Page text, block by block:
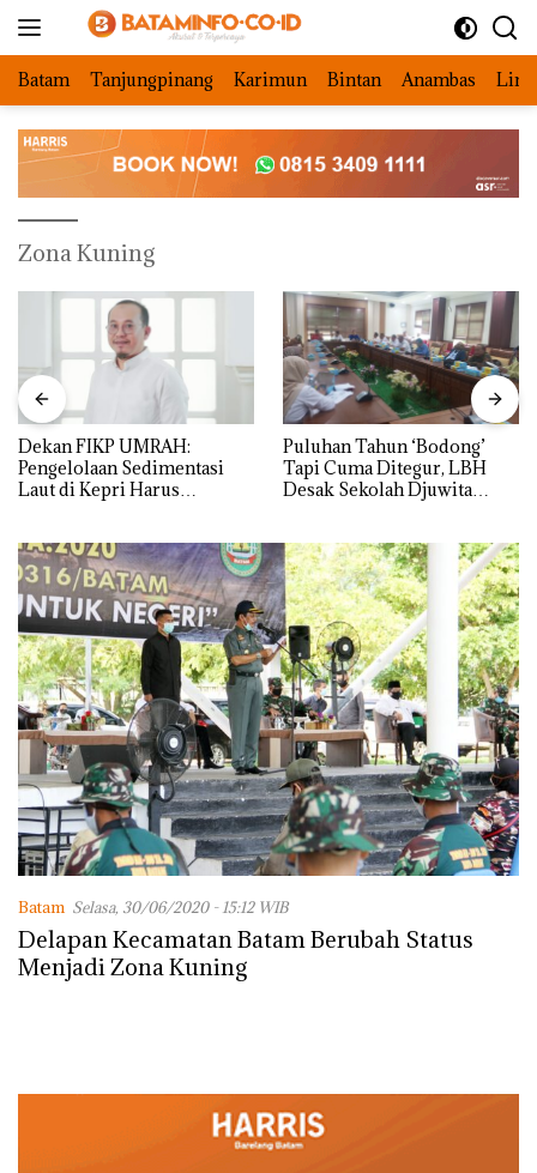
Batam Tanjungpinang Karimun Bintan Anambas
Zona Kuning
Dekan FIKP UMRAH:
Pengelolaan Sedimentasi
Laut di Kepri Harus
dengan Konservasi
Puluhan Tahun ‘Bodong’
Tapi Cuma Ditegur, LBH
Desak Sekolah Djuwita
Batam Selasa, 30/06/2020 - 15:12 WIB
Delapan Kecamatan Batam Berubah Status
Menjadi Zona Kuning